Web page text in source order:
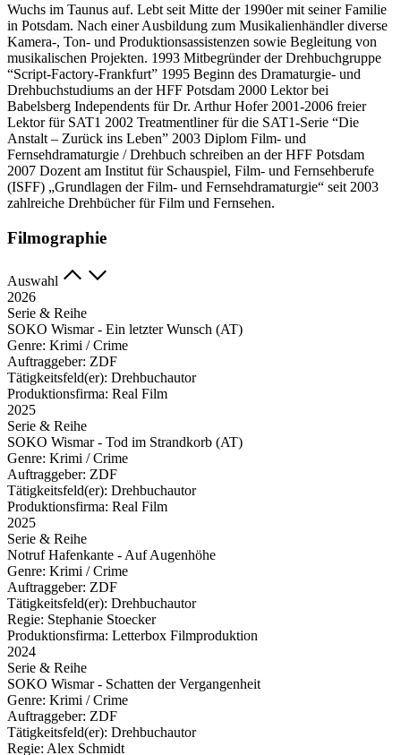
Wuchs im Taunus auf. Lebt seit Mitte der 1990er mit seiner Familie
in Potsdam. Nach einer Ausbildung zum Musikalienhändler diverse
Kamera-, Ton- und Produktionsassistenzen sowie Begleitung von
musikalischen Projekten. 1993 Mitbegründer der Drehbuchgruppe
“Script-Factory-Frankfurt” 1995 Beginn des Dramaturgie- und
Drehbuchstudiums an der HFF Potsdam 2000 Lektor bei
Babelsberg Independents für Dr. Arthur Hofer 2001-2006 freier
Lektor für SAT1 2002 Treatmentliner für die SAT1-Serie “Die
Anstalt – Zurück ins Leben” 2003 Diplom Film- und
Fernsehdramaturgie / Drehbuch schreiben an der HFF Potsdam
2007 Dozent am Institut für Schauspiel, Film- und Fernsehberufe
(ISFF) „Grundlagen der Film- und Fernsehdramaturgie“ seit 2003
zahlreiche Drehbücher für Film und Fernsehen.
Filmographie
Auswahl
2026
Serie & Reihe
SOKO Wismar - Ein letzter Wunsch (AT)
Genre: Krimi / Crime
Auftraggeber: ZDF
Tätigkeitsfeld(er): Drehbuchautor
Produktionsfirma: Real Film
2025
Serie & Reihe
SOKO Wismar - Tod im Strandkorb (AT)
Genre: Krimi / Crime
Auftraggeber: ZDF
Tätigkeitsfeld(er): Drehbuchautor
Produktionsfirma: Real Film
2025
Serie & Reihe
Notruf Hafenkante - Auf Augenhöhe
Genre: Krimi / Crime
Auftraggeber: ZDF
Tätigkeitsfeld(er): Drehbuchautor
Regie: Stephanie Stoecker
Produktionsfirma: Letterbox Filmproduktion
2024
Serie & Reihe
SOKO Wismar - Schatten der Vergangenheit
Genre: Krimi / Crime
Auftraggeber: ZDF
Tätigkeitsfeld(er): Drehbuchautor
Regie: Alex Schmidt